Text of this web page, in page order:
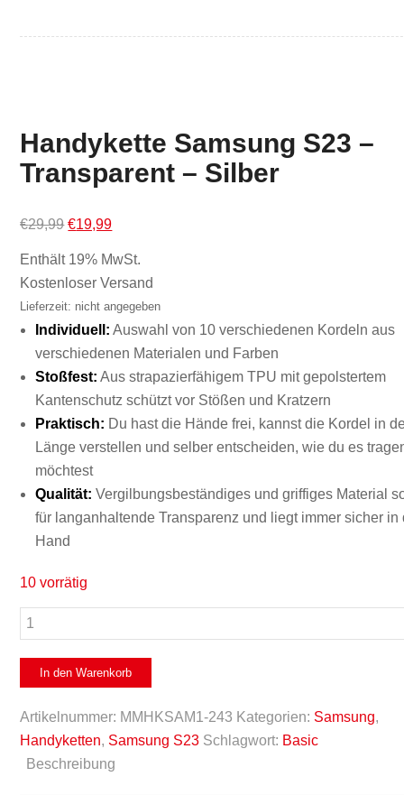
Handykette Samsung S23 –
Transparent – Silber
€29,99 Ursprünglicher
€19,99Aktueller
Enthält 19% MwSt.
Kostenloser Versand
Lieferzeit: nicht angegeben
Individuell: Auswahl von 10 verschiedenen Kordeln aus
verschiedenen Materialen und Farben
Stoßfest: Aus strapazierfähigem TPU mit gepolstertem
Kantenschutz schützt vor Stößen und Kratzern
Praktisch: Du hast die Hände frei, kannst die Kordel in
Länge verstellen und selber entscheiden, wie du es
möchtest
Qualität: Vergilbungsbeständiges und griffiges Material
für langanhaltende Transparenz und liegt immer sicher in
Hand
10 vorrätig
Handykette
Samsung
S23
-
Transparent
-
Silber
In den Warenkorb
Artikelnummer: MMHKSAM1-243 Kategorien: Samsung,
Handyketten, Samsung S23 Schlagwort: Basic
Beschreibung